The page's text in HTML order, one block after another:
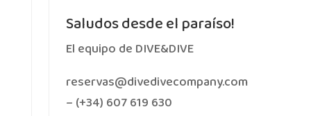
Saludos desde el paraíso!
El equipo de DIVE&DIVE
reservas@divedivecompany.com
– (+34) 607 619 630